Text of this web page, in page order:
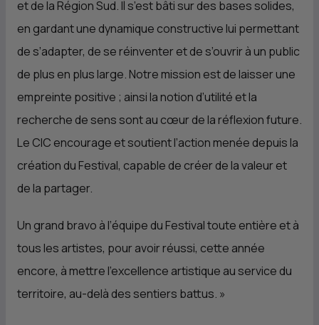
et de la Région Sud. Il s’est bâti sur des bases solides,
en gardant une dynamique constructive lui permettant
de s’adapter, de se réinventer et de s’ouvrir à un public
de plus en plus large. Notre mission est de laisser une
empreinte positive ; ainsi la notion d’utilité et la
recherche de sens sont au cœur de la réflexion future.
Le CIC encourage et soutient l’action menée depuis la
création du Festival, capable de créer de la valeur et
de la partager.
Un grand bravo à l’équipe du Festival toute entière et à
tous les artistes, pour avoir réussi, cette année
encore, à mettre l’excellence artistique au service du
territoire, au-delà des sentiers battus. »